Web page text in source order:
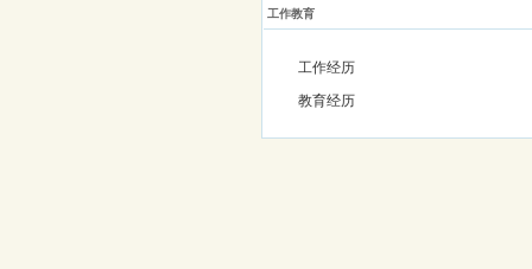
工作教育
工作经历
教育经历